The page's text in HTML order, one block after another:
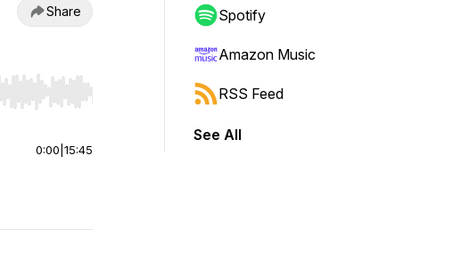
Share
or end. Hold shift to jump forward or backward.
0:00 15:45
Spotify
Amazon Music
RSS Feed
See All